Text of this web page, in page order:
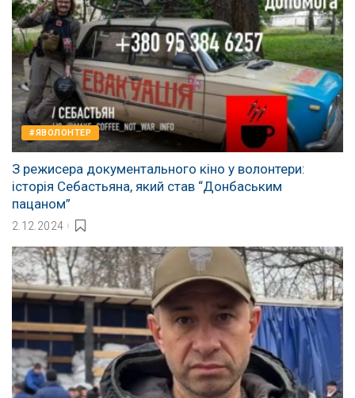
#ЯВОЛОНТЕР
З режисера документального кіно у волонтери:
історія Себастьяна, який став “Донбаським
пацаном”
2.12.2024